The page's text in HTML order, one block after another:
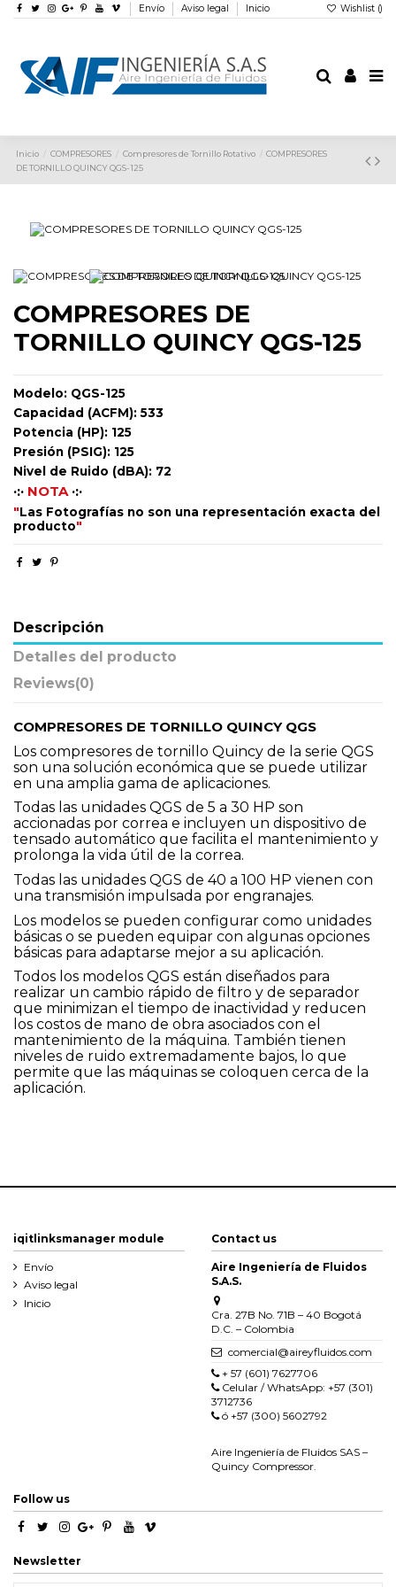
Envío Aviso legal Inicio Wishlist ()
Inicio COMPRESORES Compresores de Tornillo Rotativo
COMPRESORES
DE TORNILLO QUINCY QGS-125
COMPRESORES DE
TORNILLO QUINCY QGS-125
Modelo: QGS-125
Capacidad (ACFM): 533
Potencia (HP): 125
Presión (PSIG): 125
Nivel de Ruido (dBA): 72
·:· NOTA·:·
"Las Fotografías no son una representación exacta del
producto"
Descripción
Detalles del producto
Reviews(0)
COMPRESORES DE TORNILLO QUINCY QGS
Los compresores de tornillo Quincy de la serie QGS
son una solución económica que se puede utilizar
en una amplia gama de aplicaciones.
Todas las unidades QGS de 5 a 30 HP son
accionadas por correa e incluyen un dispositivo de
tensado automático que facilita el mantenimiento y
prolonga la vida útil de la correa.
Todas las unidades QGS de 40 a 100 HP vienen con
una transmisión impulsada por engranajes.
Los modelos se pueden configurar como unidades
básicas o se pueden equipar con algunas opciones
básicas para adaptarse mejor a su aplicación.
Todos los modelos QGS están diseñados para
realizar un cambio rápido de filtro y de separador
que minimizan el tiempo de inactividad y reducen
los costos de mano de obra asociados con el
mantenimiento de la máquina. También tienen
niveles de ruido extremadamente bajos, lo que
permite que las máquinas se coloquen cerca de la
aplicación.
iqitlinksmanager module
Envío
Aviso legal
Inicio
Contact us
Aire Ingeniería de Fluidos
S.A.S.
Cra. 27B No. 71B – 40 Bogotá
D.C. – Colombia
comercial@aireyfluidos.com
+ 57 (601) 7627706
Celular / WhatsApp: +57 (301)
3712736
ó +57 (300) 5602792
Aire Ingeniería de Fluidos SAS –
Quincy Compressor.
Follow us
Newsletter